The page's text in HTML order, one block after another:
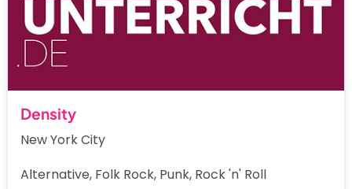
Density
New York City
Alternative, Folk Rock, Punk, Rock 'n' Roll